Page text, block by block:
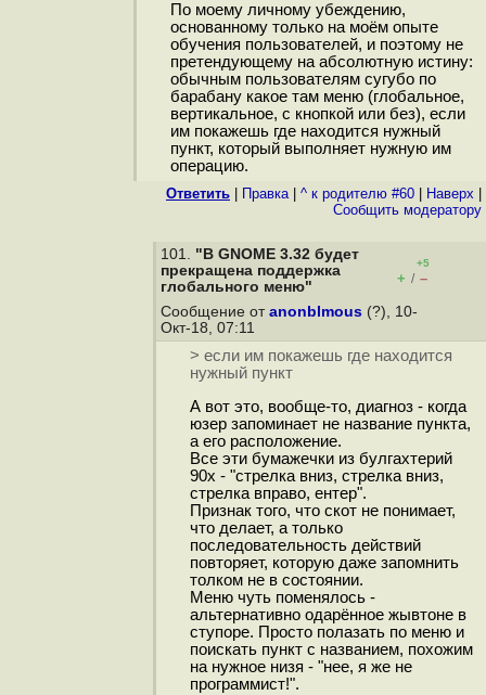
По моему личному убеждению,
основанному только на моём опыте
обучения пользователей, и поэтому не
претендующему на абсолютную истину:
обычным пользователям сугубо по
барабану какое там меню (глобальное,
вертикальное, с кнопкой или без), если
им покажешь где находится нужный
пункт, который выполняет нужную им
операцию.
Ответить Правка| ^ к родителю #60 Наверх
Cообщить модератору
101. "В GNOME 3.32 будет
прекращена поддержка
глобального меню"
+5
+ / –
Сообщение от anonblmous (?), 10-
Окт-18, 07:11
> если им покажешь где находится
нужный пункт
А вот это, вообще-то, диагноз - когда
юзер запоминает не название пункта,
а его расположение.
Все эти бумажечки из булгахтерий
90х - "стрелка вниз, стрелка вниз,
стрелка вправо, ентер".
Признак того, что скот не понимает,
что делает, а только
последовательность действий
повторяет, которую даже запомнить
толком не в состоянии.
Меню чуть поменялось -
альтернативно одарённое жывтоне в
ступоре. Просто полазать по меню и
поискать пункт с названием, похожим
на нужное низя - "нее, я же не
программист!".